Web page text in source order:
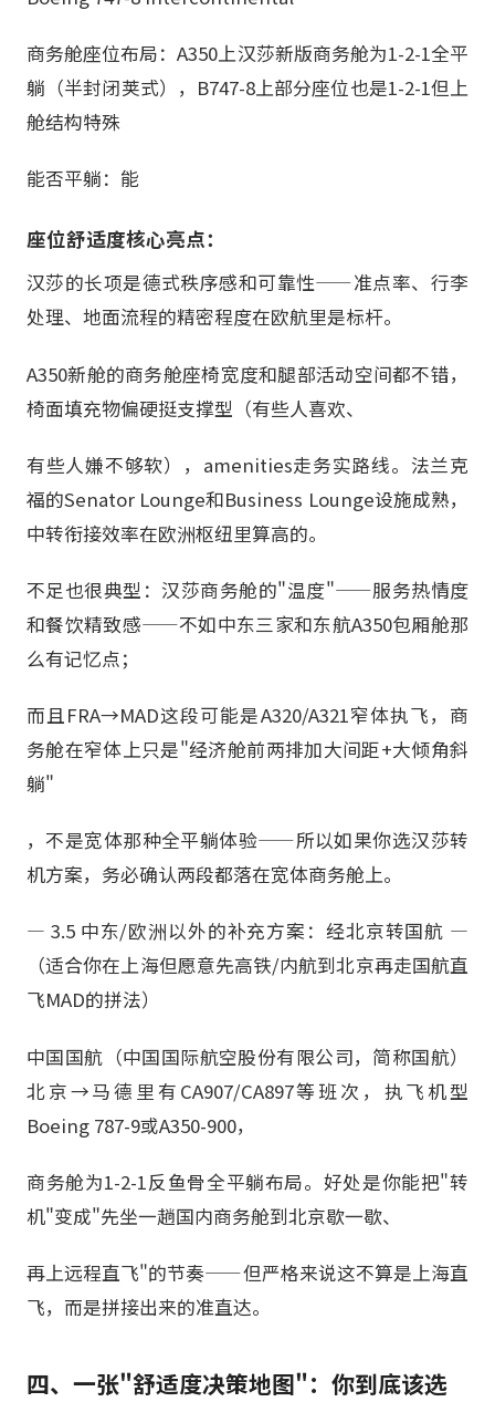
商务舱座位布局：A350上汉莎新版商务舱为1-2-1全平
躺（半封闭荚式），B747-8上部分座位也是1-2-1但上
舱结构特殊
能否平躺：能
座位舒适度核心亮点：
汉莎的长项是德式秩序感和可靠性——准点率、行李
处理、地面流程的精密程度在欧航里是标杆。
A350新舱的商务舱座椅宽度和腿部活动空间都不错，
椅面填充物偏硬挺支撑型（有些人喜欢、
有些人嫌不够软），amenities走务实路线。法兰克
福的Senator Lounge和Business Lounge设施成熟，
中转衔接效率在欧洲枢纽里算高的。
不足也很典型：汉莎商务舱的"温度"——服务热情度
和餐饮精致感——不如中东三家和东航A350包厢舱那
么有记忆点；
而且FRA→MAD这段可能是A320/A321窄体执飞，商
务舱在窄体上只是"经济舱前两排加大间距+大倾角斜
躺"
，不是宽体那种全平躺体验——所以如果你选汉莎转
机方案，务必确认两段都落在宽体商务舱上。
— 3.5 中东/欧洲以外的补充方案：经北京转国航 —
（适合你在上海但愿意先高铁/内航到北京再走国航直
飞MAD的拼法）
中国国航（中国国际航空股份有限公司，简称国航）
北京→马德里有CA907/CA897等班次，执飞机型
Boeing 787-9或A350-900，
商务舱为1-2-1反鱼骨全平躺布局。好处是你能把"转
机"变成"先坐一趟国内商务舱到北京歇一歇、
再上远程直飞"的节奏——但严格来说这不算是上海直
飞，而是拼接出来的准直达。
四、一张"舒适度决策地图"：你到底该选